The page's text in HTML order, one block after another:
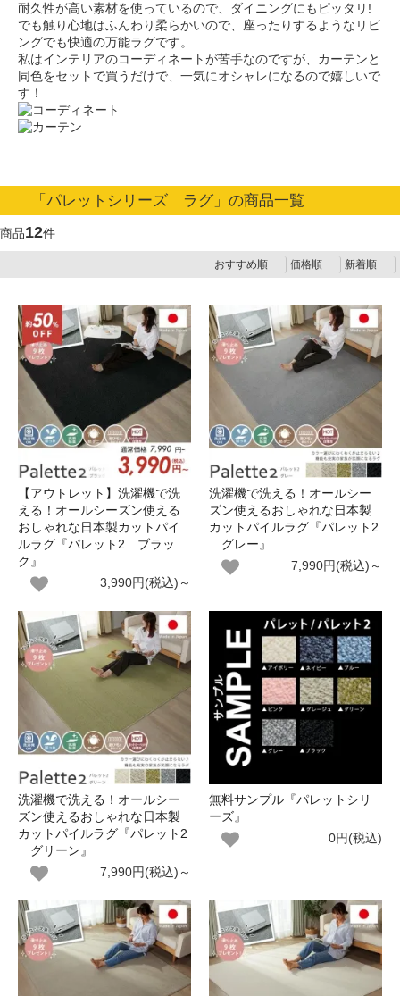
耐久性が高い素材を使っているので、ダイニングにもピッタリ!
でも触り心地はふんわり柔らかいので、座ったりするようなリビ
ングでも快適の万能ラグです。
私はインテリアのコーディネートが苦手なのですが、 カーテンと
同色をセットで買うだけで、一気にオシャレになるので嬉しいで
す！
「パレットシリーズ ラグ」の商品一覧
商品12件
おすすめ順 価格順 新着順
【アウトレット】洗濯機で洗
える！オールシーズン使える
おしゃれな日本製カットパイ
ルラグ『パレット2 ブラッ
ク』
3,990円(税込)～
洗濯機で洗える！オールシー
ズン使えるおしゃれな日本製
カットパイルラグ『パレット2
グレー』
7,990円(税込)～
洗濯機で洗える！オールシー
ズン使えるおしゃれな日本製
カットパイルラグ『パレット2
グリーン』
7,990円(税込)～
無料サンプル『パレットシリ
ーズ』
0円(税込)